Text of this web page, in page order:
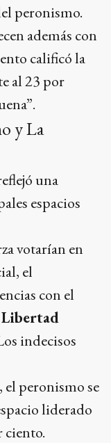
peronismo.
además con
calificó la
al 23 por
y La
una
espacios
votarían en
el
con el
indecisos
el peronismo se
liderado
ciento.